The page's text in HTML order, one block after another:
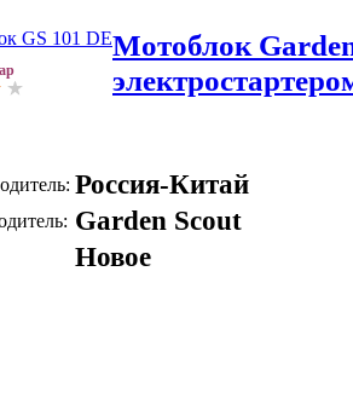
Мотоблок
Россия-Китай
Garden Scout
Новое